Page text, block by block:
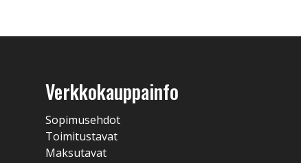
Verkkokauppainfo
Sopimusehdot
Toimitustavat
Maksutavat